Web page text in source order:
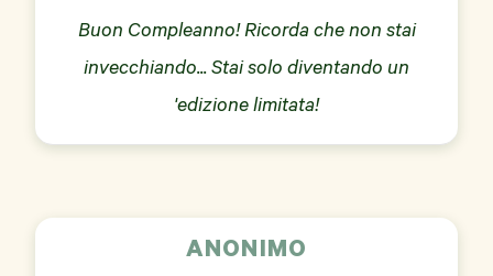
Buon Compleanno! Ricorda che non stai
invecchiando... Stai solo diventando un
'edizione limitata!
ANONIMO